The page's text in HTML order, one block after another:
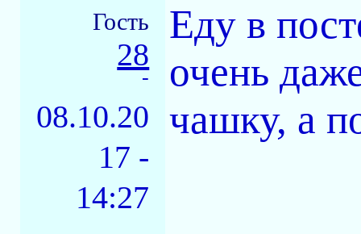
Гость
28
-
08.10.20
17 -
14:27
Еду в
очень
чашку, а